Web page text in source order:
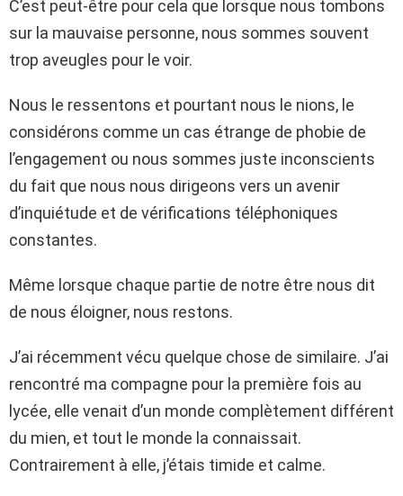
C’est peut-être pour cela que lorsque nous tombons
sur la mauvaise personne, nous sommes souvent
trop aveugles pour le voir.
Nous le ressentons et pourtant nous le nions, le
considérons comme un cas étrange de phobie de
l’engagement ou nous sommes juste inconscients
du fait que nous nous dirigeons vers un avenir
d’inquiétude et de vérifications téléphoniques
constantes.
Même lorsque chaque partie de notre être nous dit
de nous éloigner, nous restons.
J’ai récemment vécu quelque chose de similaire. J’ai
rencontré ma compagne pour la première fois au
lycée, elle venait d’un monde complètement différent
du mien, et tout le monde la connaissait.
Contrairement à elle, j’étais timide et calme.